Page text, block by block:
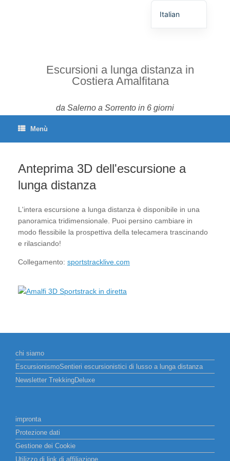
Escursioni a lunga distanza in
Costiera Amalfitana
da Salerno a Sorrento in 6 giorni
Menù
Anteprima 3D dell'escursione a
lunga distanza
L'intera escursione a lunga distanza è disponibile in una
panoramica tridimensionale. Puoi persino cambiare in
modo flessibile la prospettiva della telecamera trascinando
e rilasciando!
Collegamento: sportstracklive.com
chi siamo
EscursionismoSentieri escursionistici di lusso a lunga distanza
Newsletter TrekkingDeluxe
impronta
Protezione dati
Gestione dei Cookie
Utilizzo di link di affiliazione
Italian
Spanish
French